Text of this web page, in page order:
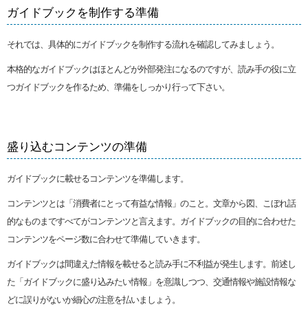
ガイドブックを制作する準備
それでは、具体的にガイドブックを制作する流れを確認してみましょう。
本格的なガイドブックはほとんどが外部発注になるのですが、読み手の役に立
つガイドブックを作るため、準備をしっかり行って下さい。
盛り込むコンテンツの準備
ガイドブックに載せるコンテンツを準備します。
コンテンツとは「消費者にとって有益な情報」のこと。文章から図、こぼれ話
的なものまですべてがコンテンツと言えます。ガイドブックの目的に合わせた
コンテンツをページ数に合わせて準備していきます。
ガイドブックは間違えた情報を載せると読み手に不利益が発生します。前述し
た「ガイドブックに盛り込みたい情報」を意識しつつ、交通情報や施設情報な
どに誤りがないか細心の注意を払いましょう。